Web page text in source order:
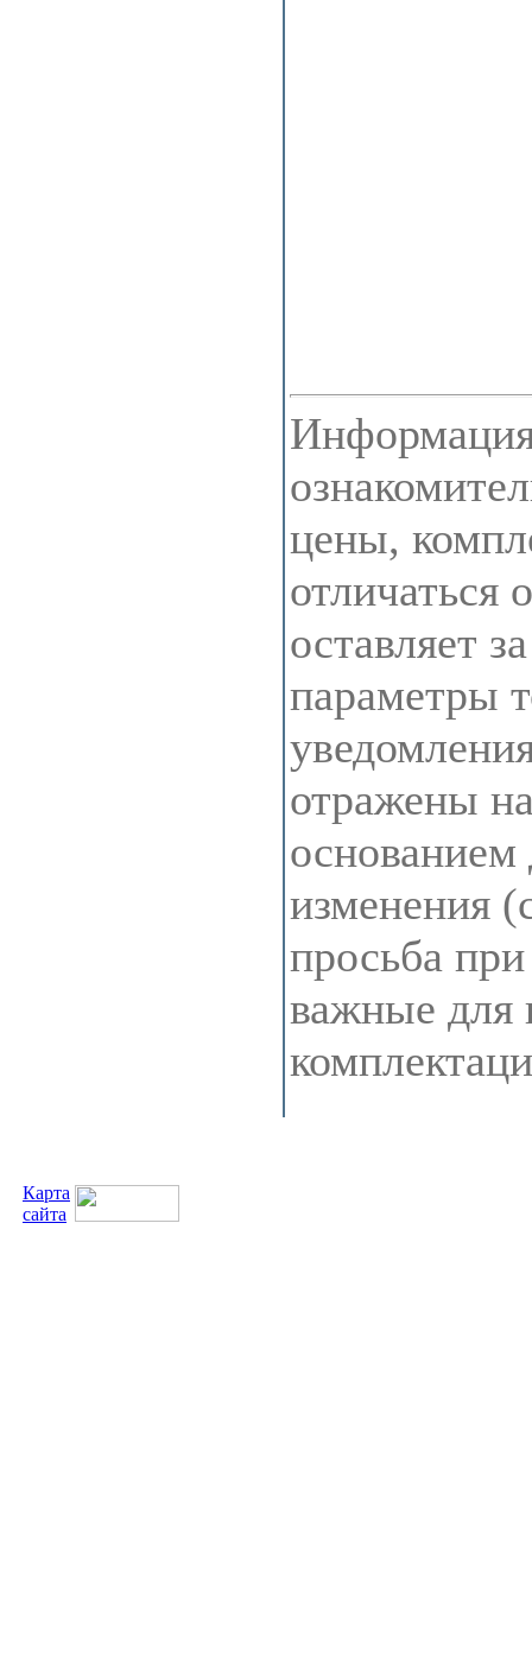
Информация
цены,
отличаться
оставляет
параметры
отражены
основанием
изменения
просьба
важные для
Карта
сайта